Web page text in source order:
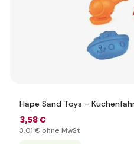
Hape Sand Toys -
3,58 €
3,01 € ohne MwSt